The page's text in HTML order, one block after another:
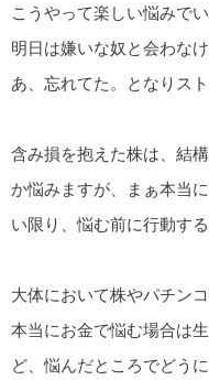
こうやって楽しい悩みで
明日は嫌いな奴と会わな
あ、忘れてた。となりス
含み損を抱えた株は、結
か悩みますが、まぁ本当
い限り、悩む前に行動す
大体において株やパチン
本当にお金で悩む場合は
ど、悩んだところでどう